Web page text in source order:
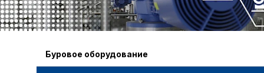
Буровое оборудование